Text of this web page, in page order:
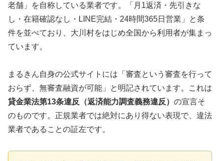
老舗」を自称している業者です。「月1返済・先引きな
し・在籍確認なし・LINE完結・24時間365日営業」と条
件を並べており、大川村をはじめ全国から利用者が集まっ
ています。
まるきん自身の公式サイトには「審査という審査を行って
おらず、無審査融資が可能」と明記されています。これは
貸金業法第13条違反（返済能力調査義務違反） の宣言そ
のものです。正規業者では絶対にあり得ない表現で、違法
業者であることの証左です。